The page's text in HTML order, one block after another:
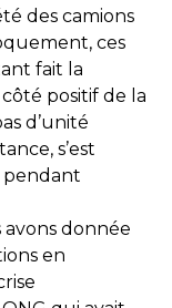
des camions
ces
fait la
positif de la
d’unité
s’est
pendant
donnée
en